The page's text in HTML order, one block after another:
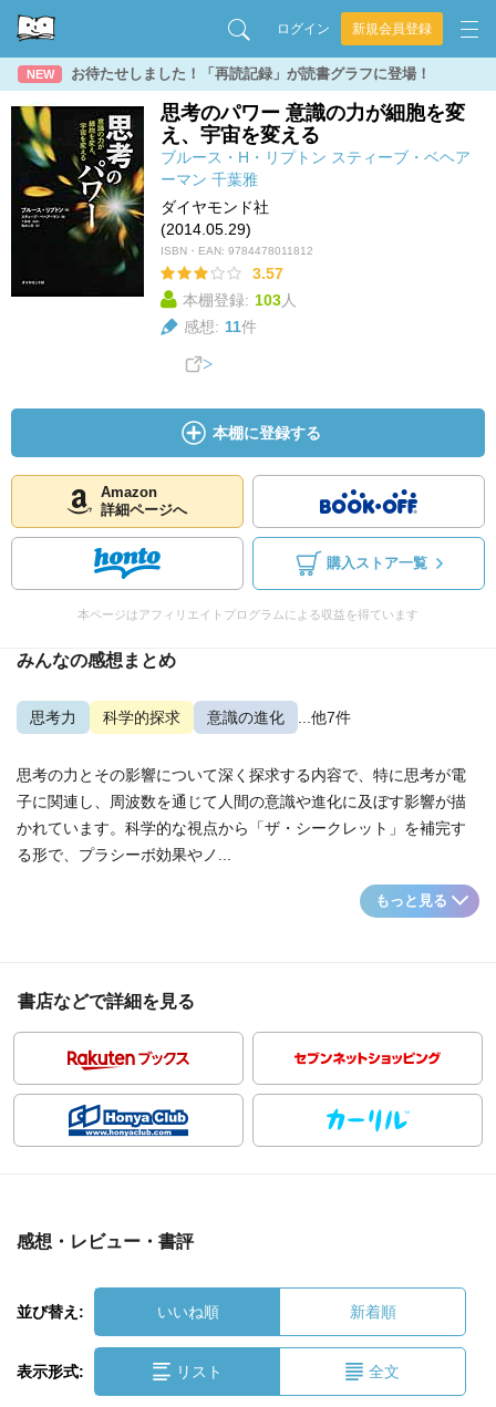
ログイン 新規会員登録
NEW お待たせしました！「再読記録」が読書グラフに登場！
思考のパワー 意識の力が細胞を変
え、宇宙を変える
ブルース・H・リプトン スティーブ・ベヘア
ーマン 千葉雅
ダイヤモンド社
(2014.05.29)
ISBN・EAN: 9784478011812
3.57
本棚登録: 103人
感想: 11件
本棚に登録する
Amazon
詳細ページへ
購入ストア一覧
本ページはアフィリエイトプログラムによる収益を得ています
みんなの感想まとめ
思考力 科学的探求 意識の進化 ...他7件
思考の力とその影響について深く探求する内容で、特に思考が電
子に関連し、周波数を通じて人間の意識や進化に及ぼす影響が描
かれています。科学的な視点から「ザ・シークレット」を補完す
る形で、プラシーボ効果やノ...
もっと見る
書店などで詳細を見る
感想・レビュー・書評
並び替え: いいね順 新着順
表示形式: リスト 全文